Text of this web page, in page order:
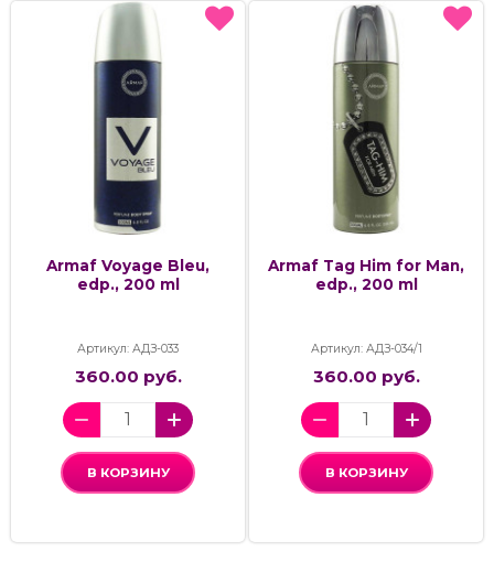
Armaf Voyage Bleu,
edp., 200 ml
Артикул: АДЗ-033
360.00 руб.
В КОРЗИНУ
Armaf Tag Him for Man,
edp., 200 ml
Артикул: АДЗ-034/1
360.00 руб.
В КОРЗИНУ